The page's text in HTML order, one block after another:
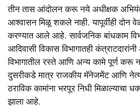
तीन तास आंदोलन करू नये अधीक्षक
आश्वासन मिळू शकले नाही. यापूर्वीही दोन
करण्यात आले आहे. सार्वजनिक बांधकाम
आदिवासी विकास विभागातही
विभागातील रस्ते आणि अन्य कामे पूर्ण करू
दुसरीकडे मात्र राजकीय मॅनेजमेंट आणि
ठराविक कामांना भरपूर निधी मिळाल्याचा
झाला आहे.